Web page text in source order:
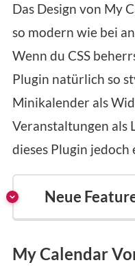
Das Design von My
so modern wie bei
Wenn du CSS
Plugin natürlich so
Minikalender als
Veranstaltungen als
dieses Plugin jedoch
Neue
My Calendar